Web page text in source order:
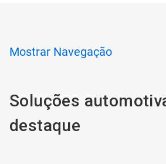
Mostrar Navegação
Soluções
destaque